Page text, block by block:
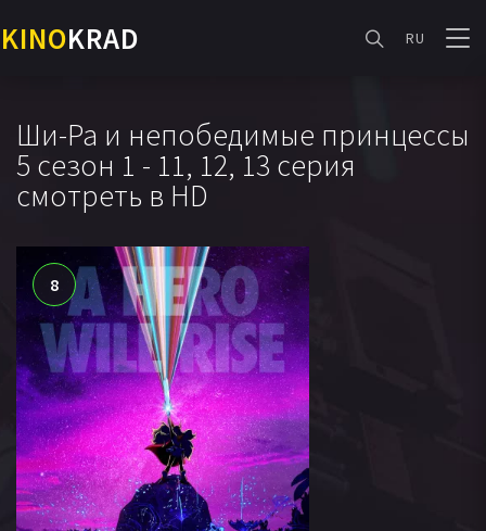
KINOKRAD RU
Ши-Ра и непобедимые принцессы
5 сезон 1 - 11, 12, 13 серия
смотреть в HD
8